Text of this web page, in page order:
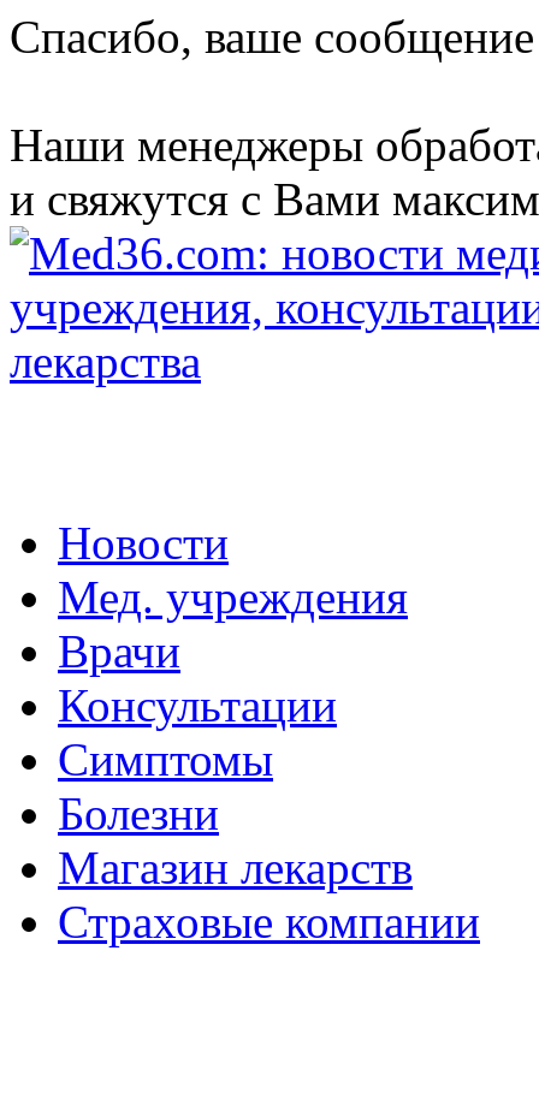
Спасибо, ваше
Наши менеджеры
и свяжутся с Вами
Новости
Мед. учреждения
Врачи
Консультации
Симптомы
Болезни
Магазин лекарств
Страховые компании